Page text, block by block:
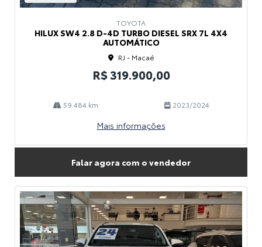
TOYOTA
HILUX SW4 2.8 D-4D TURBO DIESEL SRX 7L 4X4
AUTOMÁTICO
RJ - Macaé
R$ 319.900,00
59.484 km 2023/2024
Mais informações
Falar agora com o vendedor